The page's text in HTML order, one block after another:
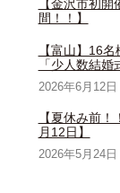
【金沢市初
間！！】
【富山】16
「少人数結婚
2026年6月12日
【夏休み前
月12日】
2026年5月24日